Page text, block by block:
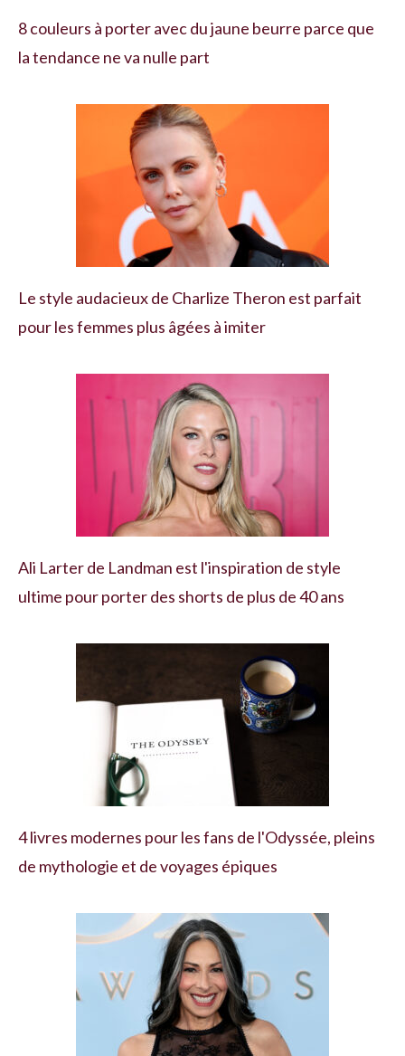
8 couleurs à porter avec du jaune beurre parce que
la tendance ne va nulle part
Le style audacieux de Charlize Theron est parfait
pour les femmes plus âgées à imiter
Ali Larter de Landman est l'inspiration de style
ultime pour porter des shorts de plus de 40 ans
4 livres modernes pour les fans de l'Odyssée, pleins
de mythologie et de voyages épiques